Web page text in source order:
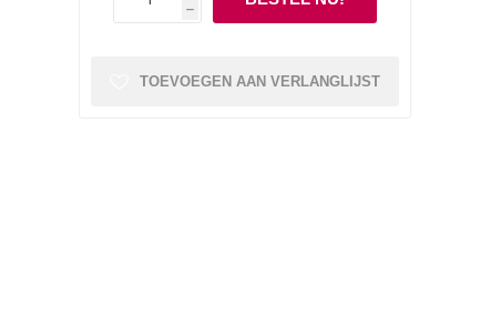
h
TOEVOEGEN AAN VERLANGLIJST